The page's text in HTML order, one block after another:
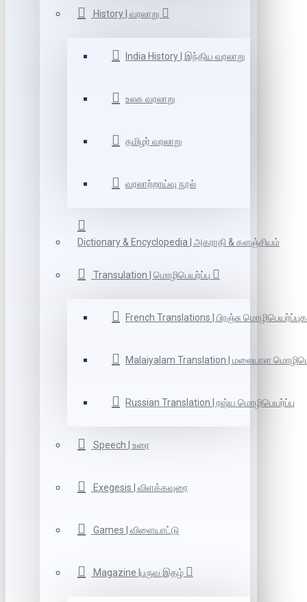
History | வரலாறு
India History | இந்திய வரலாறு
உலக வரலாறு
தமிழர் வரலாறு
வரலாற்றாய்வு நூல்
Dictionary & Encyclopedia | அகராதி & களஞ்சியம்
Transulation | மொழிபெயர்ப்பு
French Translations | பிரஞ்சு
Malaiyalam Translation | மலையாள
Russian Translation | ரஷ்ய மொழிபெயர்ப்பு
Speech | உரை
Exegesis | விளக்கவுரை
Games | விளையாட்டு
Magazine |பருவ இதழ்